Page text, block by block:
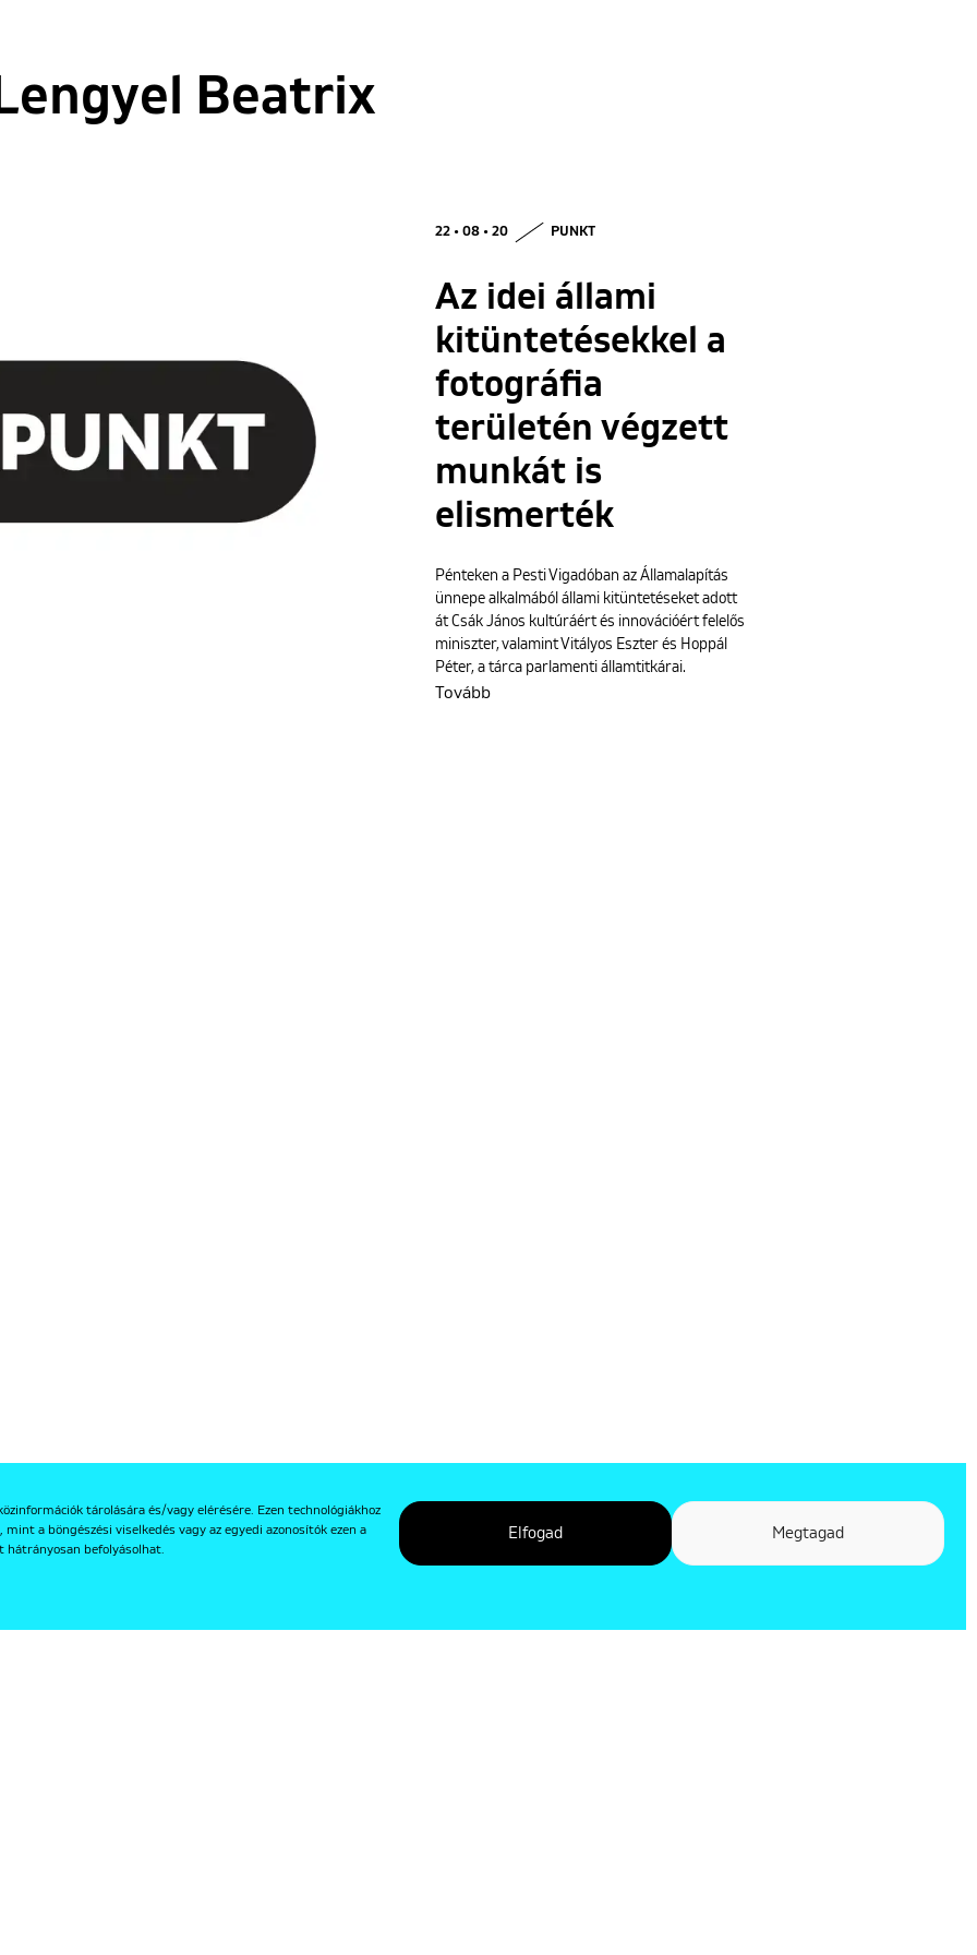
tárolására és/vagy elérésére. Ezen technológiákhoz
a böngészési viselkedés vagy az egyedi azonosítók ezen a
hátrányosan befolyásolhat.
Elfogad Megtagad
Beatrix
22 • 08 • 20 PUNKT
Az idei állami
kitüntetésekkel a
fotográfia
területén végzett
munkát is
elismerték
Pénteken a Pesti Vigadóban az Államalapítás
ünnepe alkalmából állami kitüntetéseket adott
át Csák János kultúráért és innovációért felelős
miniszter, valamint Vitályos Eszter és Hoppál
Péter, a tárca parlamenti államtitkárai.
Tovább